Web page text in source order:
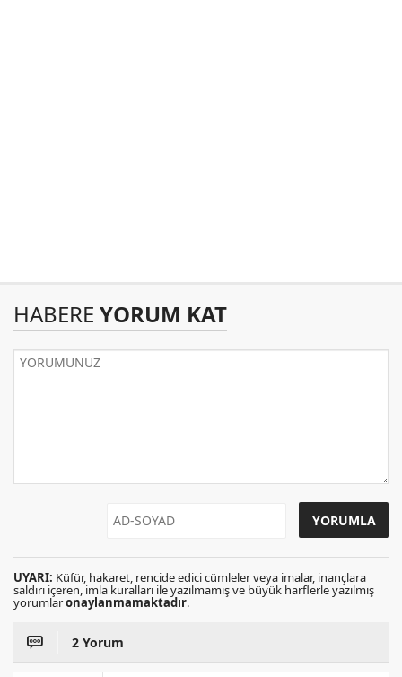
HABERE YORUM KAT
UYARI: Küfür, hakaret, rencide edici cümleler veya imalar, inançlara
saldırı içeren, imla kuralları ile yazılmamış ve büyük harflerle yazılmış
yorumlaronaylanmamaktadır.
2 Yorum